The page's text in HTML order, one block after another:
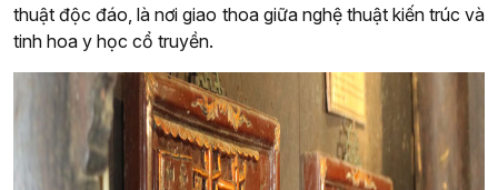
thuật độc đáo, là nơi giao thoa giữa nghệ thuật kiến trúc và
tinh hoa y học cổ truyền.